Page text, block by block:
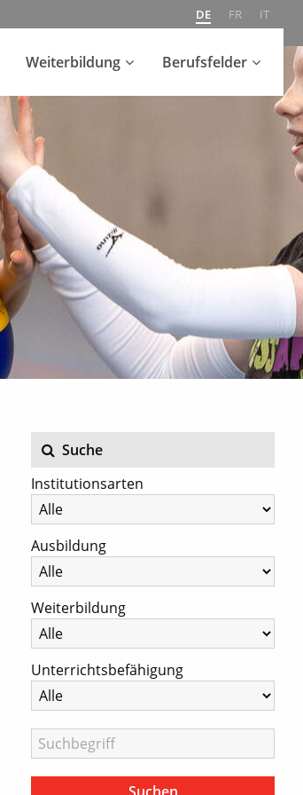
DE FR IT
Weiterbildung Berufsfelder
Suche
Institutionsarten
Ausbildung
Weiterbildung
Unterrichtsbefähigung